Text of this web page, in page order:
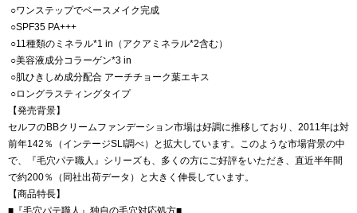
○ワンステップでベースメイク完成
○SPF35 PA+++
○11種類のミネラル*1 in（アクアミネラル*2含む）
○美容液成分コラーゲン*3 in
○肌ひきしめ成分配合 アーチチョーク葉エキス
○ロングラスティングタイプ
【発売背景】
セルフのBBクリームファンデーション市場は好調に推移しており、2011年は対
前年142％（インテージSLI調べ）と拡大しています。このような市場背景の中
で、『毛穴パテ職人』シリーズも、多くの方にご好評をいただき、直近半年間
で約200％（同社出荷データ）と大きく伸長しています。
【商品特長】
■『毛穴パテ職人』独自の毛穴対応処方■